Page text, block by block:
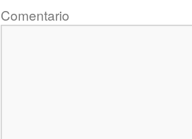
Comentario